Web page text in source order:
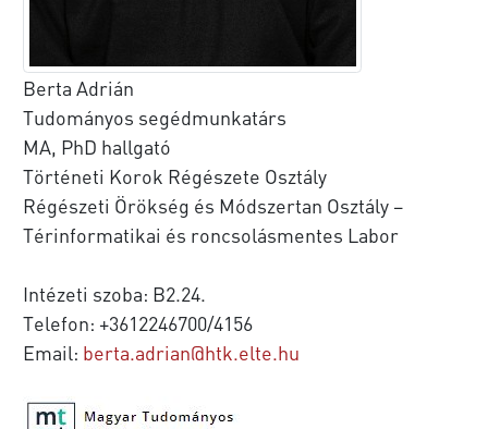
Berta Adrián
Tudományos segédmunkatárs
MA, PhD hallgató
Történeti Korok Régészete Osztály
Régészeti Örökség és Módszertan Osztály –
Térinformatikai és roncsolásmentes Labor
Intézeti szoba: B2.24.
Telefon: +3612246700/4156
Email: berta.adrian@htk.elte.hu